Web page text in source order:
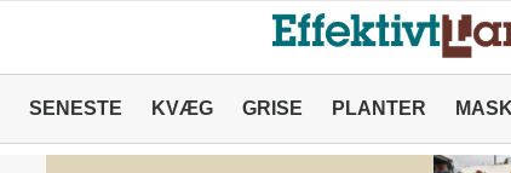
SENESTE KVÆG GRISE PLANTER